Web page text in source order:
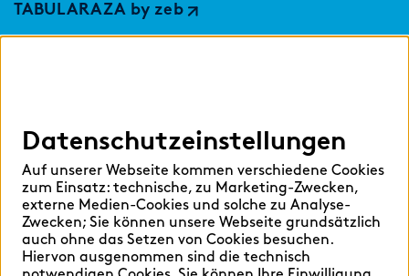
TABULARAZA by zeb
Hilfen
Sprache auswählen:
Deutsch English
Datenschutzeinstellungen
Auf unserer Webseite kommen verschiedene Cookies
zum Einsatz: technische, zu Marketing-Zwecken,
externe Medien-Cookies und solche zu Analyse-
Zwecken; Sie können unsere Webseite grundsätzlich
auch ohne das Setzen von Cookies besuchen.
Hiervon ausgenommen sind die technisch